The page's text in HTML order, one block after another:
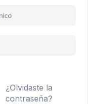
¿Olvidaste la
contraseña?